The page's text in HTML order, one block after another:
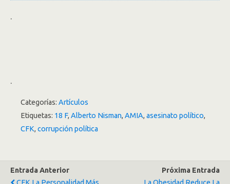
.
.
Categorías: Artículos
Etiquetas: 18 F, Alberto Nisman, AMIA, asesinato político,
CFK, corrupción política
Entrada Anterior
Próxima Entrada